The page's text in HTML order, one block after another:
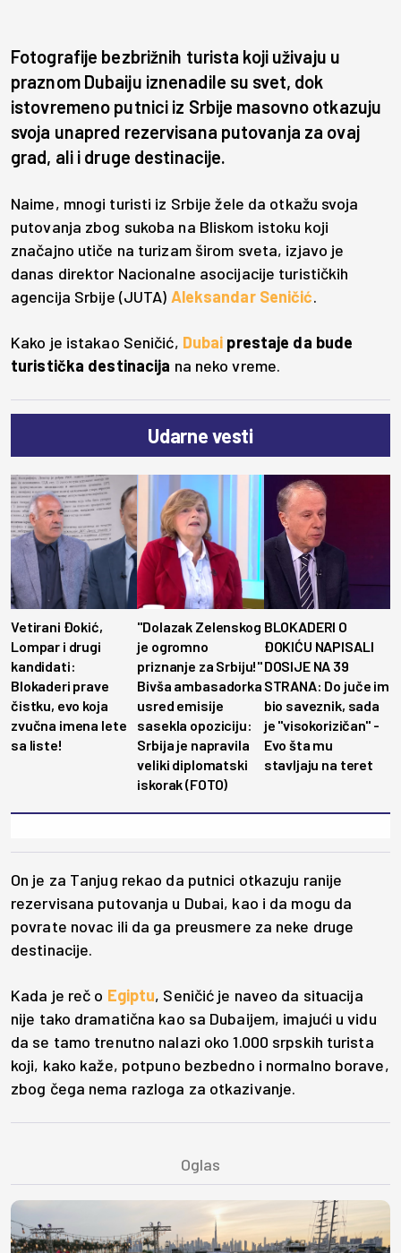
Fotografije bezbrižnih turista koji uživaju u
praznom Dubaiju iznenadile su svet, dok
istovremeno putnici iz Srbije masovno otkazuju
svoja unapred rezervisana putovanja za ovaj
grad, ali i druge destinacije.
Naime, mnogi turisti iz Srbije žele da otkažu svoja
putovanja zbog sukoba na Bliskom istoku koji
značajno utiče na turizam širom sveta, izjavo je
danas direktor Nacionalne asocijacije turističkih
agencija Srbije (JUTA) Aleksandar Seničić.
Kako je istakao Seničić, Dubai prestaje da bude
turistička destinacija na neko vreme.
Udarne vesti
Vetirani Đokić,
Lompar i drugi
kandidati:
Blokaderi prave
čistku, evo koja
zvučna imena lete
sa liste!
"Dolazak Zelenskog
je ogromno
priznanje za Srbiju!"
Bivša ambasadorka
usred emisije
sasekla opoziciju:
Srbija je napravila
veliki diplomatski
iskorak (FOTO)
BLOKADERI O
ĐOKIĆU NAPISALI
DOSIJE NA 39
STRANA: Do juče im
bio saveznik, sada
je ''visokorizičan'' -
Evo šta mu
stavljaju na teret
On je za Tanjug rekao da putnici otkazuju ranije
rezervisana putovanja u Dubai, kao i da mogu da
povrate novac ili da ga preusmere za neke druge
destinacije.
Kada je reč o Egiptu, Seničić je naveo da situacija
nije tako dramatična kao sa Dubaijem, imajući u vidu
da se tamo trenutno nalazi oko 1.000 srpskih turista
koji, kako kaže, potpuno bezbedno i normalno borave,
zbog čega nema razloga za otkazivanje.